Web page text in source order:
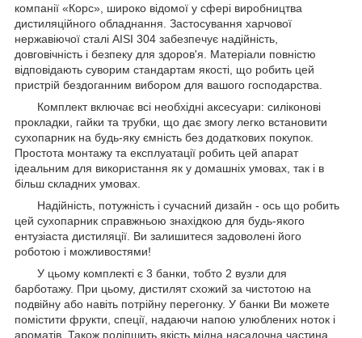
компанії «Корс», широко відомої у сфері виробництва
дистиляційного обладнання. Застосування харчової
нержавіючої сталі AISI 304 забезпечує надійність,
довговічність і безпеку для здоров'я. Матеріали повністю
відповідають суворим стандартам якості, що робить цей
пристрій бездоганним вибором для вашого господарства.
Комплект включає всі необхідні аксесуари: силіконові
прокладки, гайки та трубки, що дає змогу легко встановити
сухопарник на будь-яку ємність без додаткових покупок.
Простота монтажу та експлуатації робить цей апарат
ідеальним для використання як у домашніх умовах, так і в
більш складних умовах.
Надійність, потужність і сучасний дизайн - ось що робить
цей сухопарник справжньою знахідкою для будь-якого
ентузіаста дистиляції. Ви залишитеся задоволені його
роботою і можливостями!
У цьому комплекті є 3 банки, тобто 2 вузли для
барботажу. При цьому, дистилят схожий за чистотою на
подвійну або навіть потрійну перегонку. У банки Ви можете
помістити фрукти, спеції, надаючи напою улюблених ноток і
ароматів. Також поліпшить якість мідна насадочна частина,